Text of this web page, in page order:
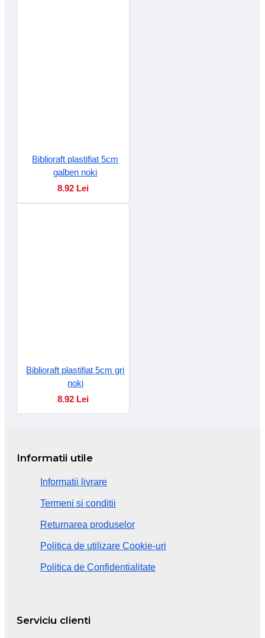
Biblioraft plastifiat 5cm
galben noki
8.92 Lei
Biblioraft plastifiat 5cm gri
noki
8.92 Lei
Informatii utile
Informatii livrare
Termeni si conditii
Returnarea produselor
Politica de utilizare Cookie-uri
Politica de Confidentialitate
Serviciu clienti